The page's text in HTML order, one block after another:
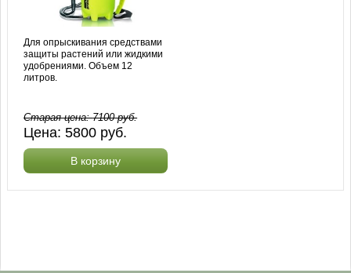
Для опрыскивания средствами
защиты растений или жидкими
удобрениями. Объем 12
литров.
Старая цена:7100руб.
Цена:5800 руб.
В корзину